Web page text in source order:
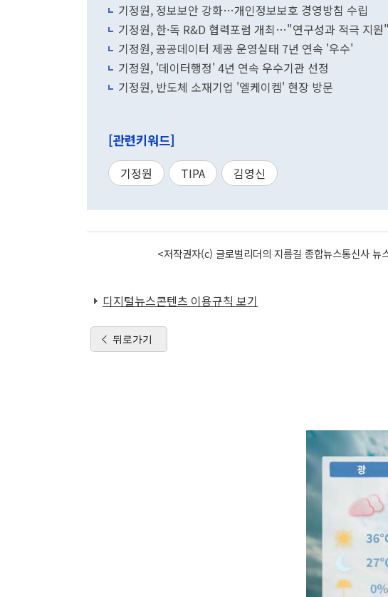
기정원, 정보보안 강화…개인정보보호 경영방침 수립
기정원, 한·독 R&D 협력포럼 개최…"연구성과 적극 지원"
기정원, 공공데이터 제공 운영실태 7년 연속 '우수'
기정원, '데이터행정' 4년 연속 우수기관 선정
기정원, 반도체 소재기업 '엘케이켐' 현장 방문
[관련키워드]
기정원 TIPA 김영신
<저작권자(c) 글로벌리더의 지름길 종합뉴스통신사
디지털뉴스콘텐츠 이용규칙 보기
뒤로가기